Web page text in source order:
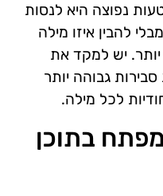
נפוצה היא לנסות
להבין איזו מילה
יותר. יש למקד את
גבוהה יותר
לכל מילה.
בתוכן